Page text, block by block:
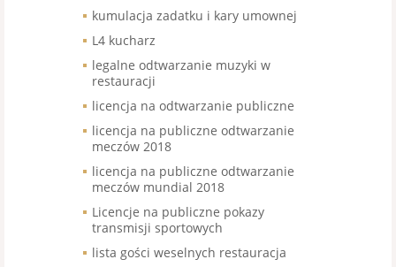
kumulacja zadatku i kary umownej
L4 kucharz
legalne odtwarzanie muzyki w
restauracji
licencja na odtwarzanie publiczne
licencja na publiczne odtwarzanie
meczów 2018
licencja na publiczne odtwarzanie
meczów mundial 2018
Licencje na publiczne pokazy
transmisji sportowych
lista gości weselnych restauracja